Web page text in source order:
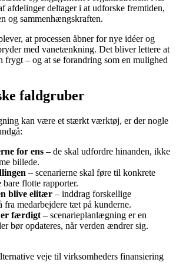
afdelinger deltager i at udforske fremtiden,
og sammenhængskraften.
at processen åbner for nye idéer og
med vanetænkning. Det bliver lettere at
frygt – og at se forandring som en mulighed
faldgruber
kan være et stærkt værktøj, er der nogle
for ens – de skal udfordre hinanden, ikke
billede.
– scenarierne skal føre til konkrete
flotte rapporter.
blive elitær – inddrag forskellige
fra medarbejdere tæt på kunderne.
er færdigt – scenarieplanlægning er en
bør opdateres, når verden ændrer sig.
veje til virksomheders finansiering